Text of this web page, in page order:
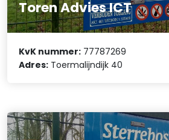
Toren Advies ICT
KvK nummer: 77787269
Adres: Toermalijndijk 40